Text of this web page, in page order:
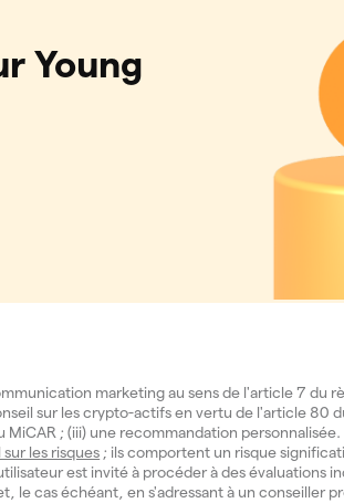
Young
marketing au sens de l'article 7 du
sur les crypto-actifs en vertu de l'article 80
; (iii) une recommandation
sur les risques ; ils comportent un risque
est invité à procéder à des évaluations
le cas échéant, en s'adressant à un conseiller